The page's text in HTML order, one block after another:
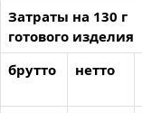
Затраты на 130 г
готового изделия
брутто
нетто